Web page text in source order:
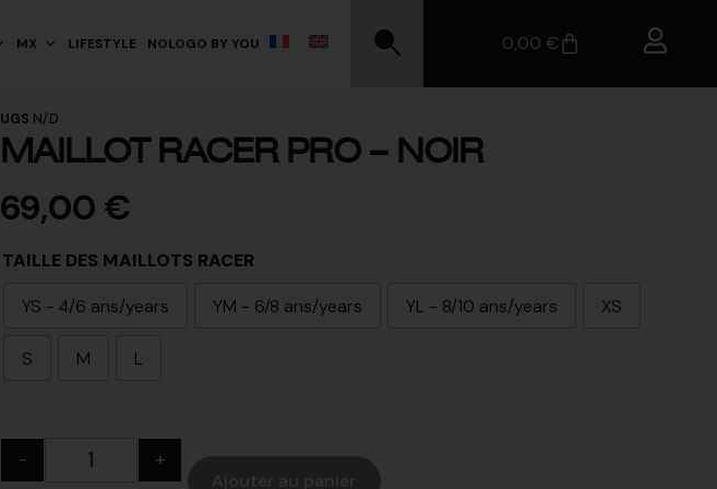
MX LIFESTYLE NOLOGO BY YOU 0,00 €
UGS N/D
MAILLOT RACER PRO – NOIR
69,00 €
TAILLE DES MAILLOTS RACER
YS - 4/6 ans/years
YM - 6/8 ans/years YL - 8/10 ans/years XS
S M L
-
+